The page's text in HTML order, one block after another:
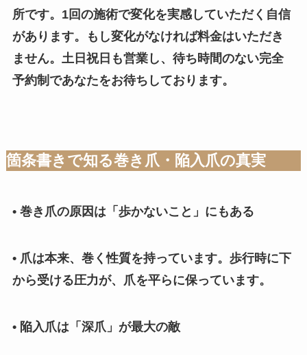
所です。1回の施術で変化を実感していただく自信
があります。もし変化がなければ料金はいただき
ません。土日祝日も営業し、待ち時間のない完全
予約制であなたをお待ちしております。
箇条書きで知る巻き爪・陥入爪の真実
• 巻き爪の原因は「歩かないこと」にもある
• 爪は本来、巻く性質を持っています。歩行時に下
から受ける圧力が、爪を平らに保っています。
• 陥入爪は「深爪」が最大の敵